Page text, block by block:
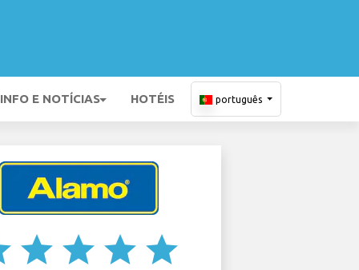
INFO E NOTÍCIAS HOTÉIS português
star star star star